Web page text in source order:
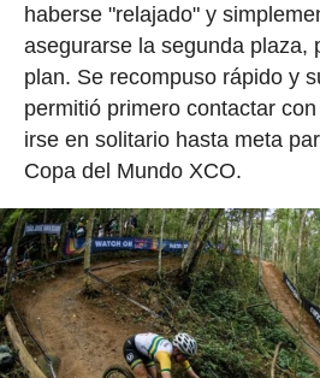
haberse "relajado" y
asegurarse la segunda plaza,
plan. Se recompuso rápido y
permitió primero contactar
irse en solitario hasta meta
Copa del Mundo XCO.